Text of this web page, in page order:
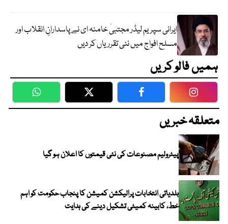
ایرانی سپریم لیڈر مجتبیٰ خامنہ ای نے پاسدارانِ انقلاب اور
مسلح افواج میں نئی تقرریاں کر دیں
ہمیں فالو کریں
WhatsApp Twitter Facebook
متعلقہ خبریں
پیٹرولیم مصنوعات کی نئی قیمتوں کا اعلان ہو گیا
بلدیاتی انتخابات پرالیکشن کمیشن کا پنجاب حکومت کو اہم
خط، کابینہ کمیٹی تشکیل دینے کی ہدایت